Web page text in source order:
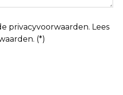
privacyvoorwaarden. Lees
. (*)